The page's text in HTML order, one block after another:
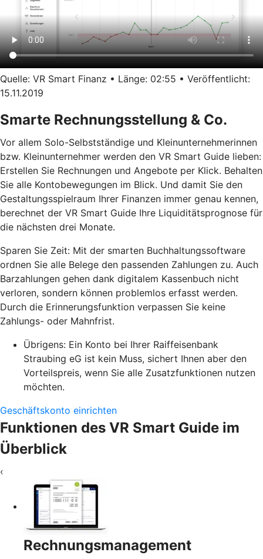
Quelle: VR Smart Finanz • Länge: 02:55 • Veröffentlicht:
15.11.2019
Smarte Rechnungsstellung & Co.
Vor allem Solo-Selbstständige und Kleinunternehmerinnen
bzw. Kleinunternehmer werden den VR Smart Guide lieben:
Erstellen Sie Rechnungen und Angebote per Klick. Behalten
Sie alle Kontobewegungen im Blick. Und damit Sie den
Gestaltungsspielraum Ihrer Finanzen immer genau kennen,
berechnet der VR Smart Guide Ihre Liquiditätsprognose für
die nächsten drei Monate.
Sparen Sie Zeit: Mit der smarten Buchhaltungssoftware
ordnen Sie alle Belege den passenden Zahlungen zu. Auch
Barzahlungen gehen dank digitalem Kassenbuch nicht
verloren, sondern können problemlos erfasst werden.
Durch die Erinnerungsfunktion verpassen Sie keine
Zahlungs- oder Mahnfrist.
Übrigens: Ein Konto bei Ihrer Raiffeisenbank
Straubing eG ist kein Muss, sichert Ihnen aber den
Vorteilspreis, wenn Sie alle Zusatzfunktionen nutzen
möchten.
Geschäftskonto einrichten
Funktionen des VR Smart Guide im
Überblick
‹
Rechnungsmanagement